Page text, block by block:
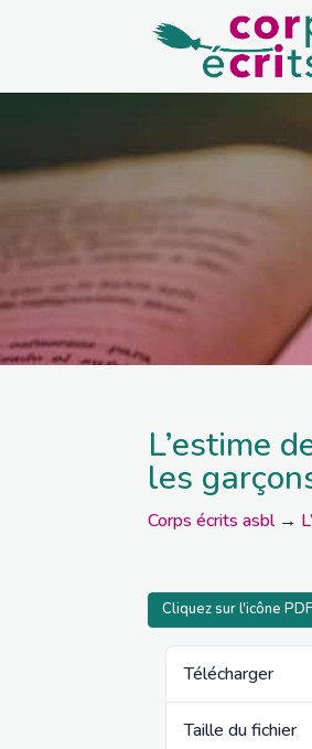
L’estime
les
Corps écrits asbl→
Cliquez sur l'icône PDF
Télécharger
Taille du fichier